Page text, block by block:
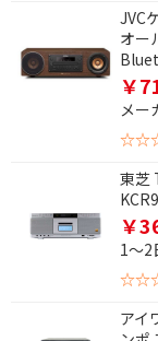
JVC
オー
￥
メー
東芝
￥
1～2
アイ
ハイレ
ハイレ
スピーカ
一体